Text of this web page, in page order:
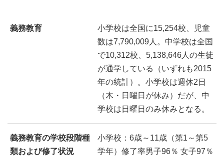
義務教育
小学校は全国に15,254校、児童
数は7,790,009人。中学校は全国
で10,312校、5,138,646人の生徒
が通学している（いずれも2015
年の統計）。小学校は週休2日
（木・日曜日が休み）だが、中
学校は日曜日のみ休みとなる。
義務教育の学校段階種
類および修了状況
小学校：6歳～11歳（第1～第5
学年）修了率男子96％ 女子97％